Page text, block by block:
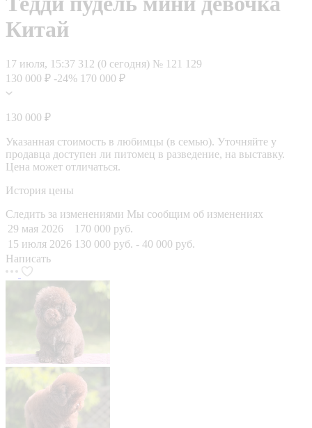
Китай
17 июля, 15:37 312 (0 сегодня) № 121 129
130 000 ₽ -24% 170 000 ₽
130 000 ₽
Указанная стоимость в любимцы (в семью). Уточняйте у
продавца доступен ли питомец в разведение, на выставку.
Цена может отличаться.
История цены
Следить за изменениями Мы сообщим об изменениях
29 мая 2026
170 000 руб.
15 июля 2026 130 000 руб. - 40 000 руб.
Написать